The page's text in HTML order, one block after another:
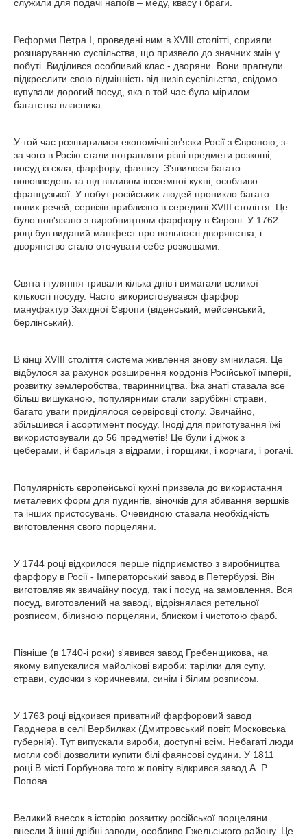
служили для подачі напоїв – меду, квасу і браги.
Реформи Петра I, проведені ним в XVIII столітті, сприяли
розшаруванню суспільства, що призвело до значних змін у
побуті. Виділився особливий клас - дворяни. Вони прагнули
підкреслити свою відмінність від низів суспільства, свідомо
купували дорогий посуд, яка в той час була мірилом
багатства власника.
У той час розширилися економічні зв'язки Росії з Європою, з-
за чого в Росію стали потрапляти різні предмети розкоші,
посуд із скла, фарфору, фаянсу. З'явилося багато
нововведень та під впливом іноземної кухні, особливо
французької. У побут російських людей проникло багато
нових речей, сервізів приблизно в середині XVIII століття. Це
було пов'язано з виробництвом фарфору в Європі. У 1762
році був виданий маніфест про вольності дворянства, і
дворянство стало оточувати себе розкошами.
Свята і гуляння тривали кілька днів і вимагали великої
кількості посуду. Часто використовувався фарфор
мануфактур Західної Європи (віденський, мейсенський,
берлінський).
В кінці XVIII століття система живлення знову змінилася. Це
відбулося за рахунок розширення кордонів Російської імперії,
розвитку землеробства, тваринництва. Їжа знаті ставала все
більш вишуканою, популярними стали зарубіжні страви,
багато уваги приділялося сервіровці столу. Звичайно,
збільшився і асортимент посуду. Іноді для приготування їжі
використовували до 56 предметів! Це були і діжок з
цеберами, й барильця з відрами, і горщики, і корчаги, і рогачі.
Популярність європейської кухні призвела до використання
металевих форм для пудингів, віночків для збивання вершків
та інших пристосувань. Очевидною ставала необхідність
виготовлення свого порцеляни.
У 1744 році відкрилося перше підприємство з виробництва
фарфору в Росії - Імператорський завод в Петербурзі. Він
виготовляв як звичайну посуд, так і посуд на замовлення. Вся
посуд, виготовлений на заводі, відрізнялася ретельної
розписом, білизною порцеляни, блиском і чистотою фарб.
Пізніше (в 1740-і роки) з'явився завод Гребенщикова, на
якому випускалися майолікові вироби: тарілки для супу,
страви, судочки з коричневим, синім і білим розписом.
У 1763 році відкрився приватний фарфоровий завод
Гарднера в селі Вербилках (Дмитровський повіт, Московська
губернія). Тут випускали вироби, доступні всім. Небагаті люди
могли собі дозволити купити білі фаянсові судини. У 1811
році В місті Горбунова того ж повіту відкрився завод А. Р.
Попова.
Великий внесок в історію розвитку російської порцеляни
внесли й інші дрібні заводи, особливо Гжельського району. Це